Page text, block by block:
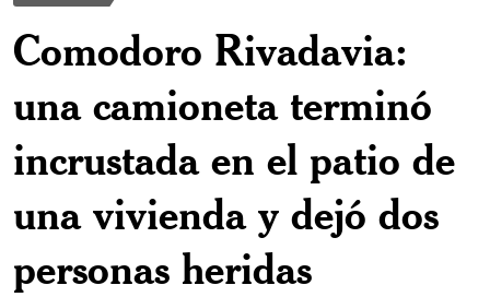
Comodoro Rivadavia:
una camioneta terminó
incrustada en el patio de
una vivienda y dejó dos
personas heridas